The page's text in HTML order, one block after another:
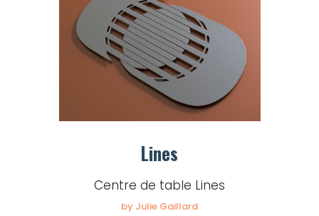
Lines
Centre de table Lines
by Julie Gaillard